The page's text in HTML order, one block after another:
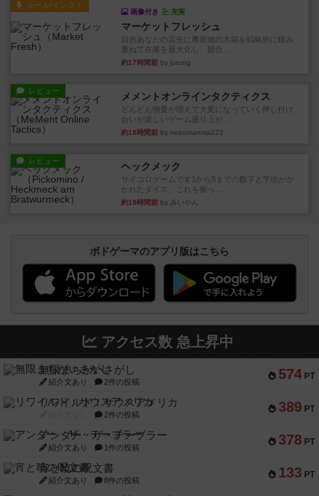
ルール/インスト
画像付き 充実
マーケットフレッシュ
目的あなたの店先に農産物の木箱を戦略的に積み
重ねて在庫を最大化し、競合...
約17時間前 by jurong
レビュー メメントオンラインタクティクス
どんどん物量が増えて大変になっていく押し付け
合いが楽しいゲーム盛り上が...
約18時間前 by nekomanma222
レビュー ヘックメック
サイコロゲームです1から5までの数字と芋虫がか
かれたダイス。これを振っ...
約19時間前 by みいやん
ボドゲーマのアプリ版はこちら
アクセス数 急上昇中
574 PT
無限まちがいさがし
紹介文あり 2件の投稿
389 PT
リワイルド：サウスアメリカ
2件の投稿
378 PT
アンダー・ザ・テーブラー
紹介文あり 1件の投稿
133 PT
宵と暁の呪文書
紹介文あり 8件の投稿